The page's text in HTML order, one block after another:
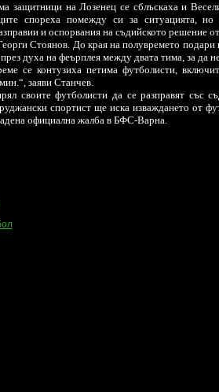
защитници на Лозенец се сблъскаха и
спореха помежду си за ситуацията,
и оспорвания на съдийското решение
Стоянов. До края на полувремето
духа на феърплея между двата тима, за да
се контузиха петима футболисти,
заяви Станчев.
своите футболисти да се разправят със
спортист ще иска изваждането от
официална жалба в БФС-Варна.